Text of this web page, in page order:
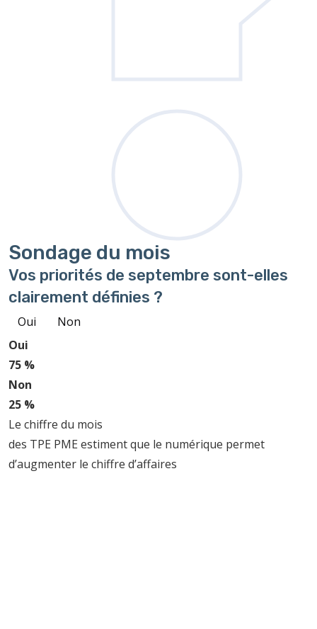
Sondage du mois
Vos priorités de septembre sont-elles
clairement définies ?
Oui
Non
Oui
75 %
Non
25 %
Le chiffre du mois
des TPE PME estiment que le numérique permet
d’augmenter le chiffre d’affaires